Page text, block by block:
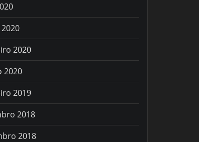
2020
2020
2019
2018
2018